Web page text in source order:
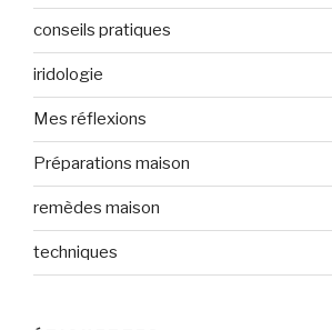
conseils pratiques
iridologie
Mes réflexions
Préparations maison
remèdes maison
techniques